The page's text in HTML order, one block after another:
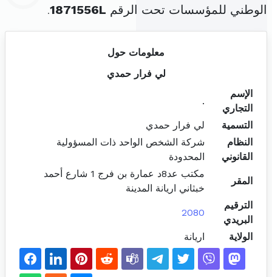
الوطني للمؤسسات تحت الرقم 1871556L
.
معلومات حول
لي فرار حمدي
الإسم
التجاري
.
التسمية
لي فرار حمدي
النظام
القانوني
شركة الشخص الواحد ذات المسؤولية
المحدودة
المقر
مكتب عد8د عمارة بن فرج 1 شارع أحمد
خبثاني اريانة المدينة
الترقيم
البريدي
2080
الولاية اريانة